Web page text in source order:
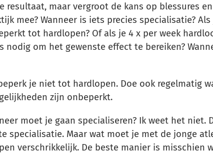
maar vergroot de kans op blessures en
mee? Wanneer is iets precies specialisatie? Als
tot hardlopen? Of als je 4 x per week
om het gewenste effect te bereiken?
je niet tot hardlopen. Doe ook regelmatig
zijn onbeperkt.
moet je gaan specialiseren? Ik weet het niet.
specialisatie. Maar wat moet je met de jonge
verschrikkelijk. De beste manier is misschien